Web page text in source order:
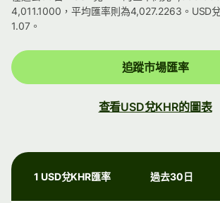
4,011.1000，平均匯率則為4,027.2263。USD
1.07。
追蹤市場匯率
查看USD兌KHR的圖表
1 USD兌KHR匯率 過去30日